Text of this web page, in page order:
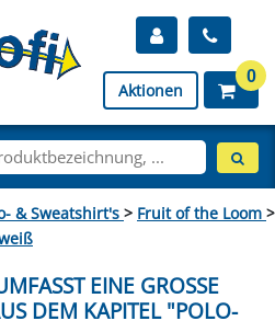
Aktionen
0
& Sweatshirt's > Fruit of the Loom >
EINE GROSSE M
DEM KAPITEL "POLO-S